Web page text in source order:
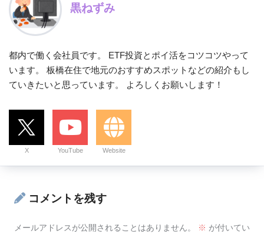
黒ねずみ
都内で働く会社員です。 ETF投資とポイ活をコツコツやって
います。 板橋在住で地元のおすすめスポットなどの紹介もし
ていきたいと思っています。 よろしくお願いします！
X YouTube Website
コメントを残す
メールアドレスが公開されることはありません。 ※ が付いてい